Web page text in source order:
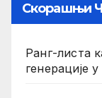
Скорашњи
Ранг-листа
генерације